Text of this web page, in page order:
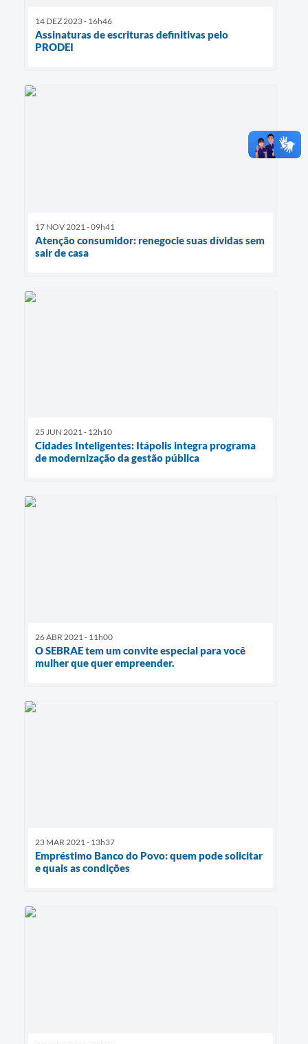
14 DEZ 2023 - 16h46
Assinaturas de escrituras definitivas pelo
PRODEI
17 NOV 2021 - 09h41
Atenção consumidor: renegocie suas dívidas sem
sair de casa
25 JUN 2021 - 12h10
Cidades Inteligentes: Itápolis integra programa
de modernização da gestão pública
26 ABR 2021 - 11h00
O SEBRAE tem um convite especial para você
mulher que quer empreender.
23 MAR 2021 - 13h37
Empréstimo Banco do Povo: quem pode solicitar
e quais as condições